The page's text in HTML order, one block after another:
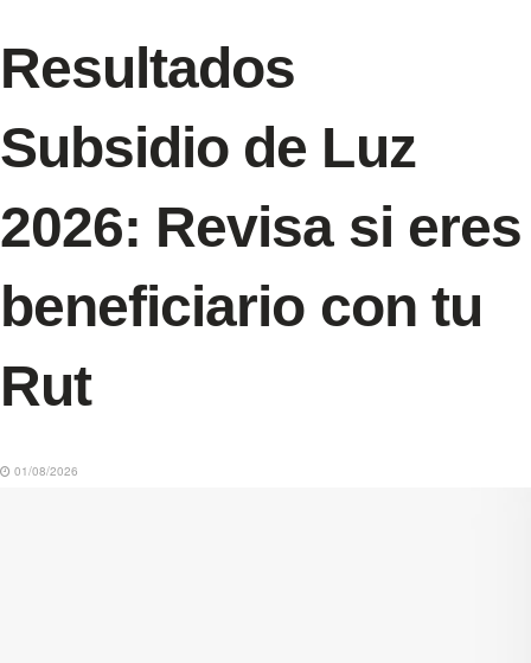
Resultados
Subsidio de Luz
2026: Revisa si eres
beneficiario con tu
Rut
01/08/2026